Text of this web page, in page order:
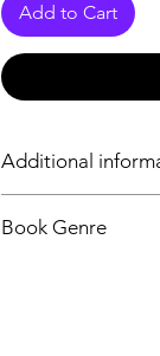
Add to Cart
Additional
Type of Product
Book Genre